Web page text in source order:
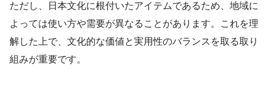
ただし、日本文化に根付いたアイテムであるため、地域に
よっては使い方や需要が異なることがあります。これを理
解した上で、文化的な価値と実用性のバランスを取る取り
組みが重要です。